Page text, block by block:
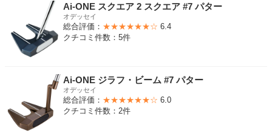
Ai-ONE スクエア 2 スクエア #7 パター
オデッセイ
総合評価： ★★★★★★☆ 6.4
クチコミ件数：5件
Ai-ONE ジラフ・ビーム #7 パター
オデッセイ
総合評価： ★★★★★★☆ 6.0
クチコミ件数：2件